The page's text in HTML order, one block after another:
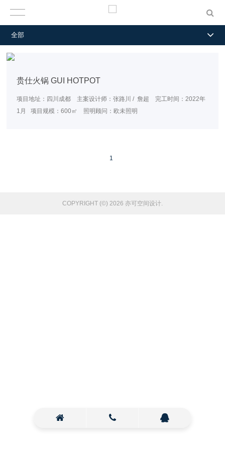
贵仕火锅 GUI HOTPOT
项目地址：四川成都 主案设计师：张路川 / 詹超 完工时间：2022年
1月 项目规模：600㎡ 照明顾问：欧未照明
1
COPYRIGHT (©) 2026 亦可空间设计.
全部